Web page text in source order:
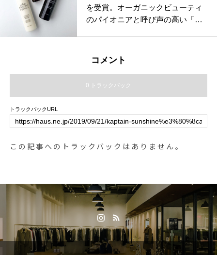
を受賞。オーガニックビューティ
のパイオニアと呼び声の高い「ジ
カニューヨークにて誕生したジョ
ク認定されています。.2004年には
イギリスで開催されるSoil Associ
在は20カ国以上で愛されていま
す。.ジョンマスターオーガニック
の優れたスキンケア製品を是非お
越しの際はチェックしてみてくだ
さい。少し先にはなりますがホワ
イトデーのお返しにもおすすめで
コメント
0 トラックバック
トラックバックURL
この記事へのトラックバックはありません。